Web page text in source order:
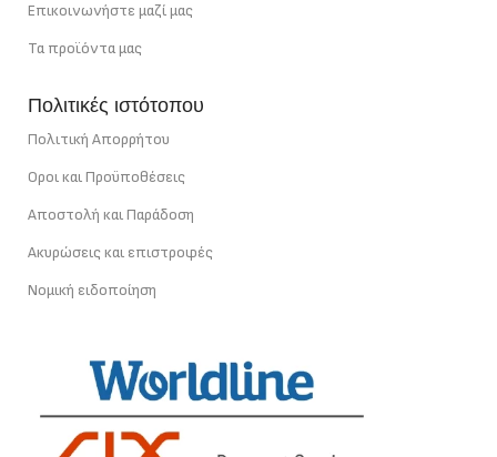
Επικοινωνήστε μαζί μας
Τα προϊόντα μας
Πολιτικές ιστότοπου
Πολιτική Απορρήτου
Οροι και Προϋποθέσεις
Αποστολή και Παράδοση
Ακυρώσεις και επιστροφές
Νομική ειδοποίηση